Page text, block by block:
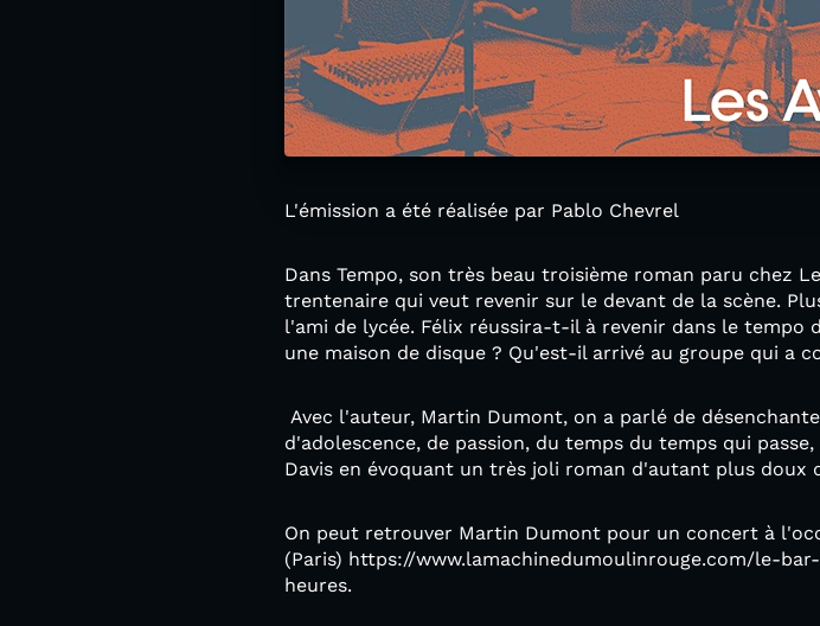
L'émission a été réalisée par Pablo Chevrel
Dans Tempo, son très beau troisième roman paru chez
trentenaire qui veut revenir sur le devant de la scène.
l'ami de lycée. Félix réussira-t-il à revenir dans le tempo
une maison de disque ? Qu'est-il arrivé au groupe qui a
Avec l'auteur, Martin Dumont, on a parlé de
d'adolescence, de passion, du temps du temps qui
Davis en évoquant un très joli roman d'autant plus doux
On peut retrouver Martin Dumont pour un concert à
(Paris) https://www.lamachinedumoulinrouge.com/le-
heures.